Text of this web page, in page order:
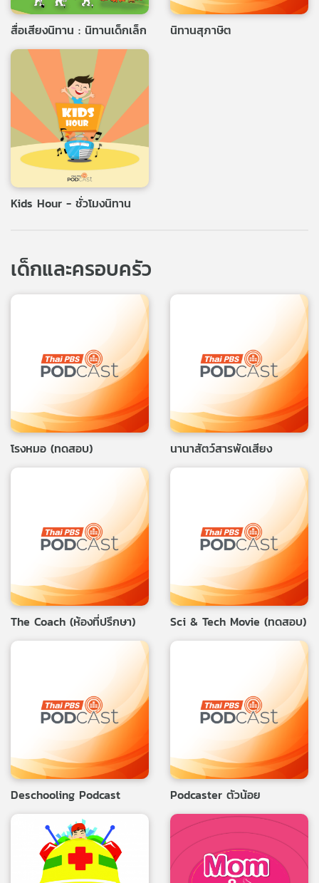
สื่อเสียงนิทาน : นิทานเด็กเล็ก นิทานสุภาษิต
Kids Hour - ชั่วโมงนิทาน
เด็กและครอบครัว
โรงหมอ (ทดสอบ) นานาสัตว์สารพัดเสียง
The Coach (ห้องที่ปรึกษา) Sci & Tech Movie (ทดสอบ)
Deschooling Podcast Podcaster ตัวน้อย